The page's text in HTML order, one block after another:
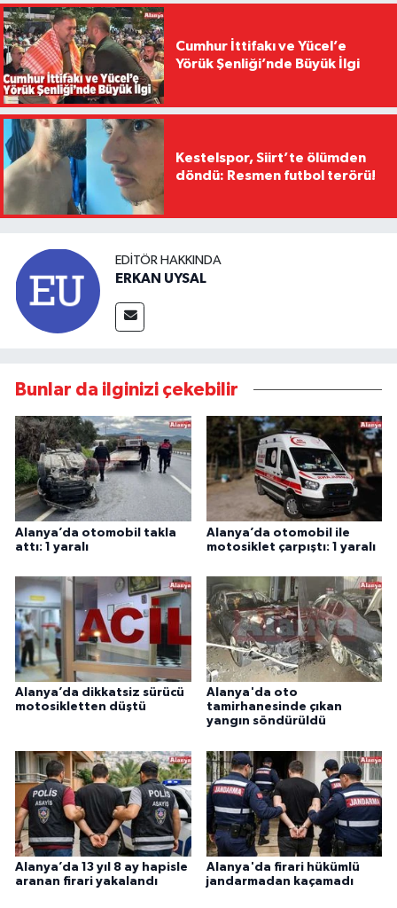
Cumhur İttifakı ve Yücel’e
Yörük Şenliği’nde Büyük İlgi
Kestelspor, Siirt’te ölümden
döndü: Resmen futbol terörü!
EDITÖR HAKKINDA
ERKAN UYSAL
Bunlar da ilginizi çekebilir
Alanya’da otomobil takla
attı: 1 yaralı
Alanya’da otomobil ile
motosiklet çarpıştı: 1 yaralı
Alanya’da dikkatsiz sürücü
motosikletten düştü
Alanya'da oto
tamirhanesinde çıkan
yangın söndürüldü
Alanya’da 13 yıl 8 ay hapisle
aranan firari yakalandı
Alanya'da firari hükümlü
jandarmadan kaçamadı